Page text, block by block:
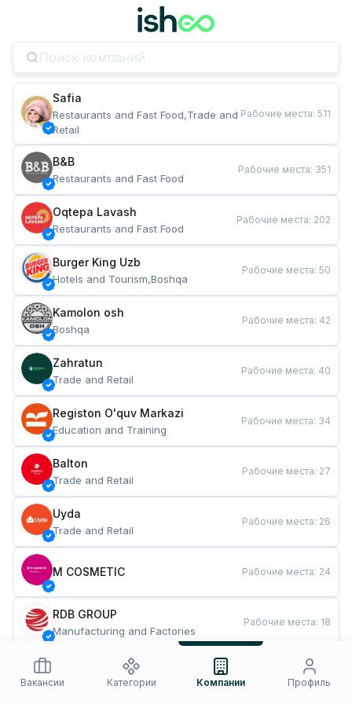
Safia
Restaurants and Fast Food,Trade and
Retail
Рабочие места: 511
B&B
Restaurants and Fast Food
Рабочие места: 351
Oqtepa Lavash
Restaurants and Fast Food
Рабочие места: 202
Burger King Uzb
Hotels and Tourism,Boshqa
Рабочие места: 50
Kamolon osh
Boshqa
Рабочие места: 42
Zahratun
Trade and Retail
Рабочие места: 40
Registon O'quv Markazi
Education and Training
Рабочие места: 34
Balton
Trade and Retail
Рабочие места: 27
Uyda
Trade and Retail
Рабочие места: 26
M COSMETIC Рабочие места: 24
RDB GROUP
Manufacturing and Factories
Рабочие места: 18
Restaurants and Fast Food
Рабочие места
Вакансии
Категории Компании Профиль